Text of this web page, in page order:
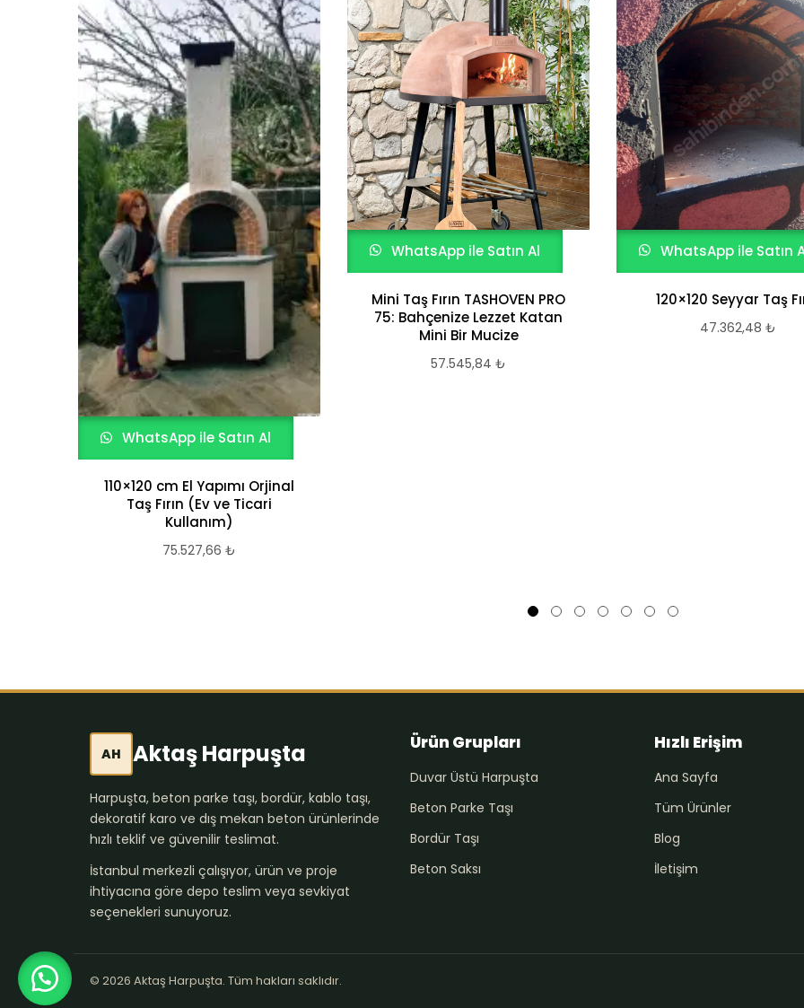
WhatsApp ile Satın Al
110×120 cm El Yapımı Orjinal
Taş Fırın (Ev ve Ticari
Kullanım)
75.527,66 ₺
WhatsApp ile Satın Al
Mini Taş Fırın TASHOVEN PRO
75: Bahçenize Lezzet Katan
Mini Bir Mucize
57.545,84 ₺
WhatsApp ile Satın
120×120 Seyyar Taş
47.362,48 ₺
AH Aktaş Harpuşta
Harpuşta, beton parke taşı, bordür, kablo taşı,
dekoratif karo ve dış mekan beton ürünlerinde
hızlı teklif ve güvenilir teslimat.
İstanbul merkezli çalışıyor, ürün ve proje
ihtiyacına göre depo teslim veya sevkiyat
seçenekleri sunuyoruz.
Ürün Grupları
Duvar Üstü Harpuşta
Beton Parke Taşı
Bordür Taşı
Beton Saksı
Hızlı Erişim
Ana Sayfa
Tüm Ürünler
Blog
İletişim
© 2026 Aktaş Harpuşta. Tüm hakları saklıdır.